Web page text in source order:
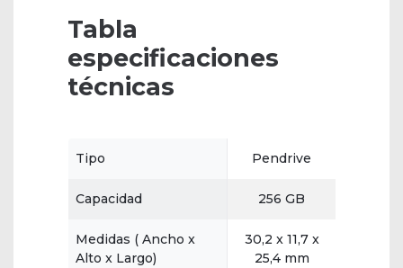
Tabla
especificaciones
técnicas
Tipo Pendrive
Capacidad 256 GB
Medidas ( Ancho x
Alto x Largo)
30,2 x 11,7 x
25,4 mm